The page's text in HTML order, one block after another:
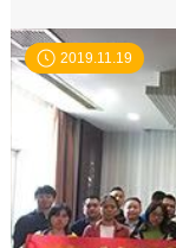
2019.11.19